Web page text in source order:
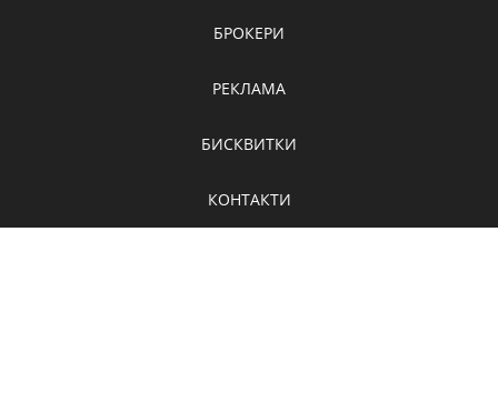
БРОКЕРИ
РЕКЛАМА
БИСКВИТКИ
КОНТАКТИ